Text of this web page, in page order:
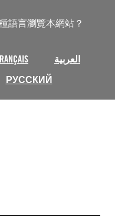
語言瀏覽本網站？
العربية
РУССКИЙ